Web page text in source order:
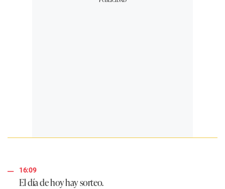
16:09
El día de hoy hay sorteo.